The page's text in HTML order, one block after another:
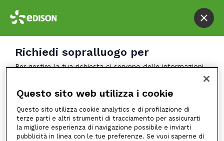
Richiedi sopralluogo per
Per gestire la tua richiesta ci servono delle informazioni
Dettagli indirizzo
Comune*
Questo sito web utilizza i cookie
Questo sito utilizza cookie analytics e di profilazione di
terze parti e altri strumenti di tracciamento per assicurarti
la migliore esperienza di navigazione possibile e inviarti
pubblicità in linea con le tue preferenze. Se vuoi saperne di